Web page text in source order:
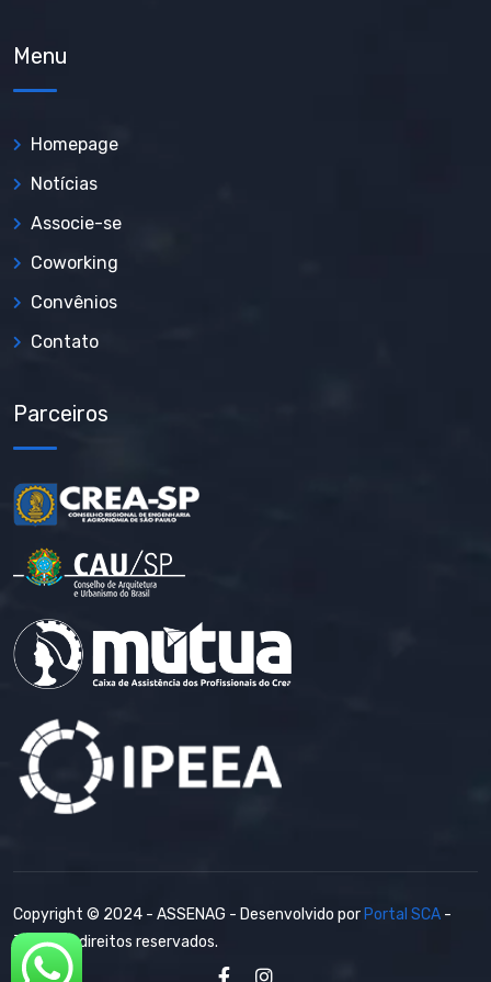
Menu
Homepage
Notícias
Associe-se
Coworking
Convênios
Contato
Parceiros
Copyright © 2024 - ASSENAG - Desenvolvido por Portal SCA -
Todos os direitos reservados.